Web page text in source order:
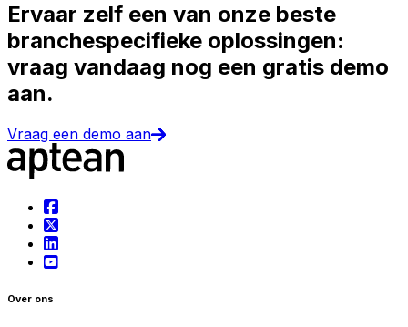
Ervaar zelf een van onze beste
branchespecifieke oplossingen:
vraag vandaag nog een gratis demo
aan.
Vraag een demo aan
Over ons